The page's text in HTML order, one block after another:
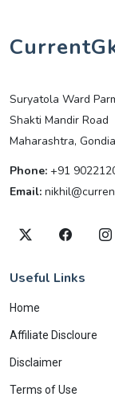
Suryatola Ward
Shakti Mandir Road
Maharashtra,
Phone: +91
Email:
Useful Links
Home
Affiliate Discloure
Disclaimer
Terms of Use